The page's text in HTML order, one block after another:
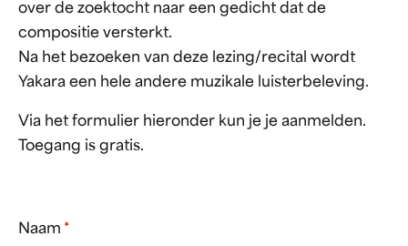
over de zoektocht naar een gedicht dat de
compositie versterkt.
Na het bezoeken van deze lezing/recital wordt
Yakara een hele andere muzikale luisterbeleving.
Via het formulier hieronder kun je je aanmelden.
Toegang is gratis.
Naam